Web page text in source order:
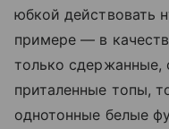
юбкой действовать
примере — в
только сдержанные,
приталенные топы,
однотонные белые